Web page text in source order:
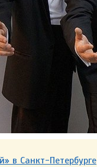
в Санкт-Петербурге